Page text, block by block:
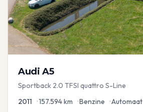
Audi A5
Sportback 2.0 TFSI quattro S-Line
2011 •157.594km •Benzine •Automaat